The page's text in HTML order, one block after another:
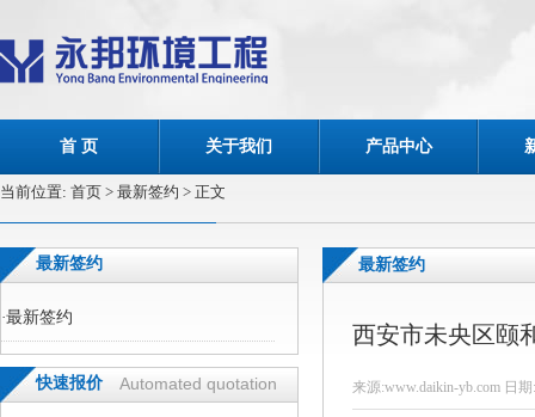
首 页 关于我们 产品中心
当前位置: 首页 > 最新签约 > 正文
最新签约
·最新签约
快速报价 Automated quotation
最新签约
西安市未央区颐
来源:www.daikin-yb.com 日期